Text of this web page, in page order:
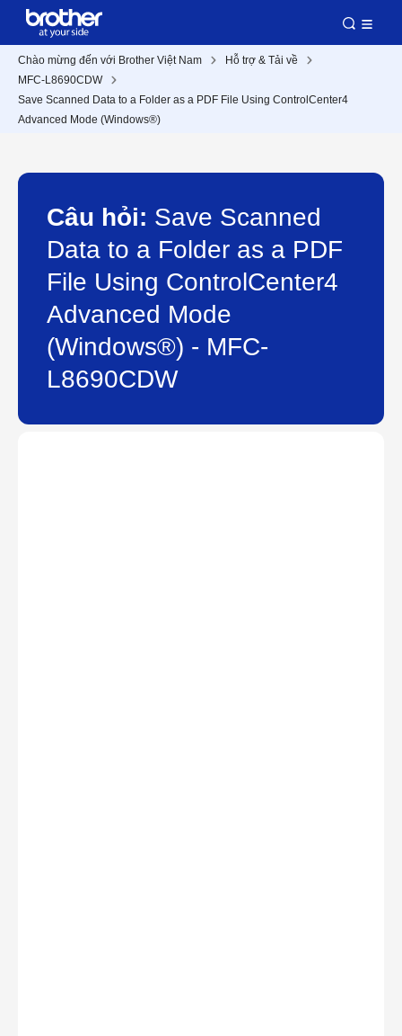
Chào mừng đến với Brother Việt Nam
Hỗ trợ & Tải về
MFC-L8690CDW
Save Scanned Data to a Folder as a PDF File Using ControlCenter4
Advanced Mode (Windows®)
Câu hỏi: Save Scanned
Data to a Folder as a PDF
File Using ControlCenter4
Advanced Mode
(Windows®) - MFC-
L8690CDW